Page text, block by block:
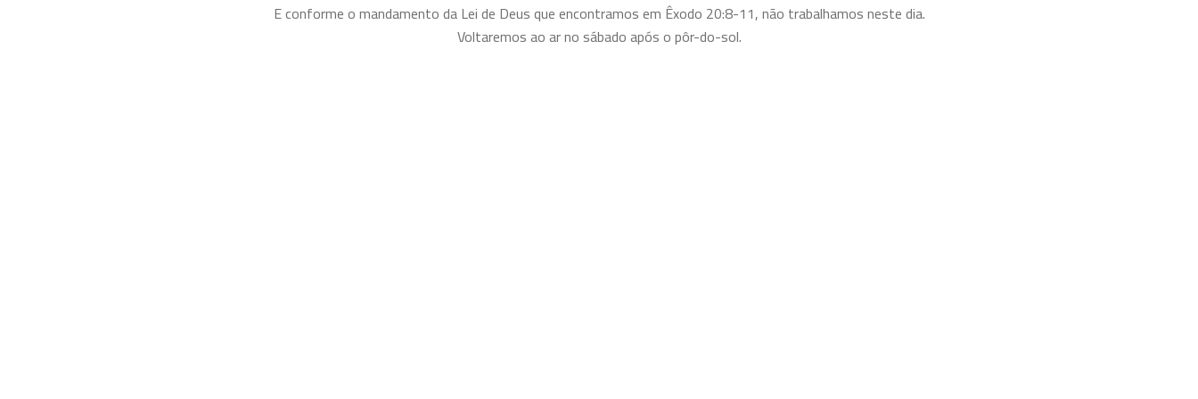
E conforme o mandamento da Lei de Deus que encontramos em Êxodo 20:8-11, não trabalhamos neste dia.
Voltaremos ao ar no sábado após o pôr-do-sol.